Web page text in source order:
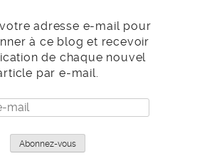
adresse e-mail pour
à ce blog et recevoir
de chaque nouvel
par e-mail.
Abonnez-vous